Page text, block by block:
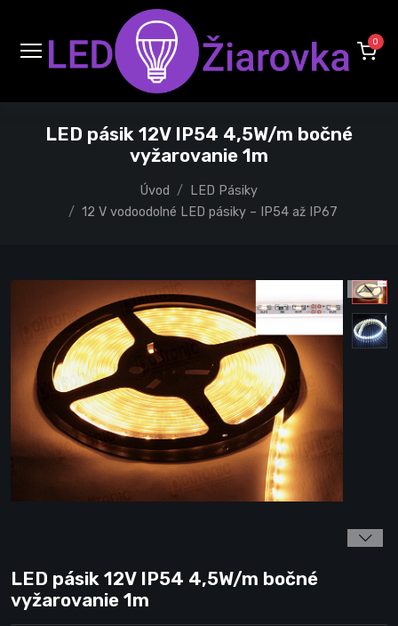
0
LED pásik 12V IP54 4,5W/m bočné
vyžarovanie 1m
Úvod
LED Pásiky
12 V vodoodolné LED pásiky – IP54 až IP67
LED pásik 12V IP54 4,5W/m bočné
vyžarovanie 1m